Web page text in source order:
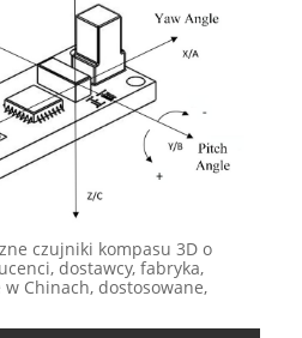
czujniki kompasu 3D o
dostawcy, fabryka,
Chinach, dostosowane,